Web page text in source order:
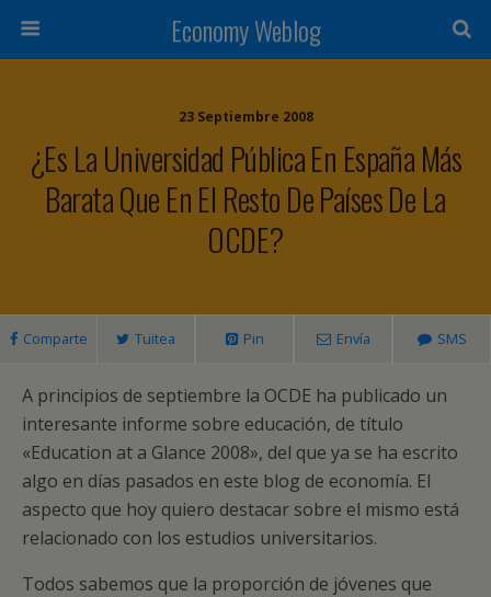
Economy Weblog
23 Septiembre 2008
¿Es La Universidad Pública En España Más
Barata Que En El Resto De Países De La
OCDE?
Comparte Tuitea Pin Envía SMS
A principios de septiembre la OCDE ha publicado un
interesante informe sobre educación, de título
«Education at a Glance 2008», del que ya se ha escrito
algo en días pasados en este blog de economía. El
aspecto que hoy quiero destacar sobre el mismo está
relacionado con los estudios universitarios.
Todos sabemos que la proporción de jóvenes que